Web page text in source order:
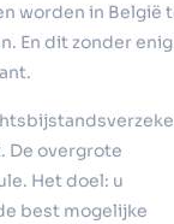
worden in België
En dit zonder enig
De overgrote
Het doel: u
best mogelijke